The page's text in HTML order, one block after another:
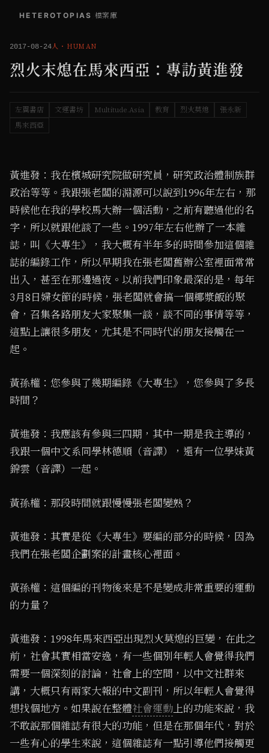
HETEROTOPIAS 檔案庫
2017-08-24人 ・ HUMAN
烈火末熄在馬來西亞：專訪黃進發
左翼書店 文運書坊 Multitude.Asia 教育 烈火莫熄
張永新
馬來西亞
黃進發：我在檳城研究院做研究員，研究政治體制族群
政治等等。我跟張老闆的淵源可以說到1996年左右，那
時候他在我的學校馬大辦一個活動，之前有聽過他的名
字，所以就跟他談了一些。1997年左右他辦了一本雜
誌，叫《大專生》，我大概有半年多的時間參加這個雜
誌的編錄工作，所以早期我在張老闆舊辦公室裡面常常
出入，甚至在那邊過夜。以前我們印象最深的是，每年
3月8日婦女節的時候，張老闆就會搞一個椰漿飯的聚
會，召集各路朋友大家聚集一談，談不同的事情等等，
這點上讓很多朋友，尤其是不同時代的朋友接觸在一
起。
黃孫權：您參與了幾期編錄《大專生》，您參與了多長
時間？
黃進發：我應該有參與三四期，其中一期是我主導的，
我跟一個中文系同學林德順（音譯），還有一位學妹黃
錦雲（音譯）一起。
黃孫權：那段時間就跟慢慢張老闆變熟？
黃進發：其實是從《大專生》要編的部分的時候，因為
我們在張老闆企劃案的計畫核心裡面。
黃孫權：這個編的刊物後來是不是變成非常重要的運動
的力量？
黃進發：1998年馬來西亞出現烈火莫熄的巨變，在此之
前，社會其實相當安逸，有一些個別年輕人會覺得我們
需要一個深刻的討論，社會上的空間，以中文社群來
講，大概只有兩家大報的中文副刊，所以年輕人會覺得
想找個地方。如果說在整體社會運動上的功能來說，我
不敢說那個雜誌有很大的功能，但是在那個年代，對於
一些有心的學生來說，這個雜誌有一點引導他們接觸更